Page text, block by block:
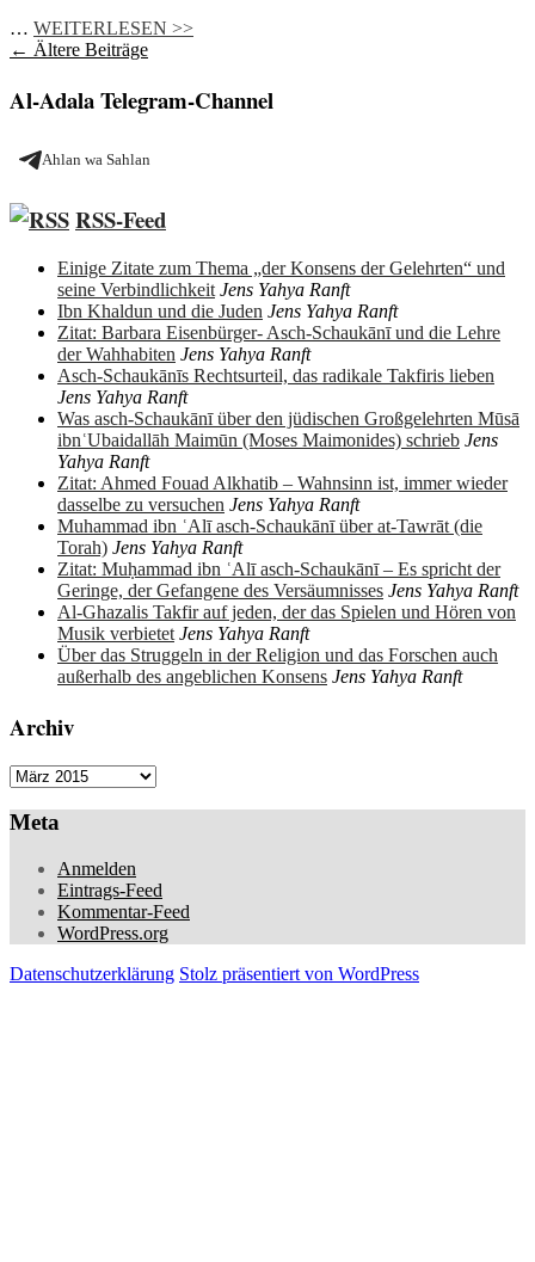
… WEITERLESEN >>
Beitragsnavigation
← Ältere Beiträge
Al-Adala Telegram-Channel
Ahlan wa Sahlan
RSS-Feed
Einige Zitate zum Thema „der Konsens der Gelehrten“ und
seine Verbindlichkeit Jens Yahya Ranft
Ibn Khaldun und die Juden Jens Yahya Ranft
Zitat: Barbara Eisenbürger- Asch-Schaukānī und die Lehre
der Wahhabiten Jens Yahya Ranft
Asch-Schaukānīs Rechtsurteil, das radikale Takfiris lieben
Jens Yahya Ranft
Was asch-Schaukānī über den jüdischen Großgelehrten Mūsā
ibnʿUbaidallāh Maimūn (Moses Maimonides) schrieb Jens
Yahya Ranft
Zitat: Ahmed Fouad Alkhatib – Wahnsinn ist, immer wieder
dasselbe zu versuchen Jens Yahya Ranft
Muhammad ibn ʿAlī asch-Schaukānī über at-Tawrāt (die
Torah) Jens Yahya Ranft
Zitat: Muḥammad ibn ʿAlī asch-Schaukānī – Es spricht der
Geringe, der Gefangene des Versäumnisses Jens Yahya Ranft
Al-Ghazalis Takfir auf jeden, der das Spielen und Hören von
Musik verbietet Jens Yahya Ranft
Über das Struggeln in der Religion und das Forschen auch
außerhalb des angeblichen Konsens Jens Yahya Ranft
Archiv
Archiv
Meta
Anmelden
Eintrags-Feed
Kommentar-Feed
WordPress.org
Datenschutzerklärung Stolz präsentiert von WordPress